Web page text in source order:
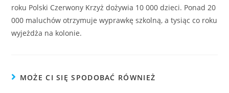
roku Polski Czerwony Krzyż dożywia 10 000 dzieci. Ponad 20
000 maluchów otrzymuje wyprawkę szkolną, a tysiąc co roku
wyjeżdża na kolonie.
MOŻE CI SIĘ SPODOBAĆ RÓWNIEŻ